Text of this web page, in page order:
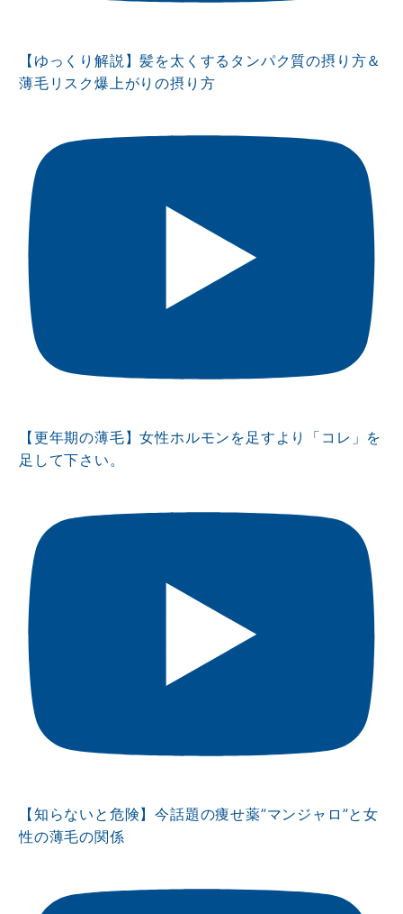
【ゆっくり解説】髪を太くするタンパク質の摂り方＆
薄毛リスク爆上がりの摂り方
【更年期の薄毛】女性ホルモンを足すより「コレ」を
足して下さい。
【知らないと危険】今話題の痩せ薬”マンジャロ”と女
性の薄毛の関係